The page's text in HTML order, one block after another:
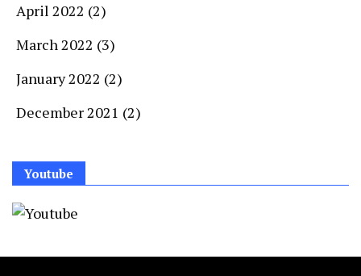
April 2022 (2)
March 2022 (3)
January 2022 (2)
December 2021 (2)
Youtube